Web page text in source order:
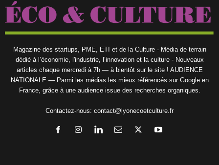
Magazine des startups, PME, ETI et de la Culture - Média de terrain
dédié à l’économie, l'industrie, l’innovation et la culture - Nouveaux
articles chaque mercredi à 7h — à bientôt sur le site ! AUDIENCE
NATIONALE — Parmi les médias les mieux référencés sur Google en
France, grâce à une audience issue des recherches organiques.
Contactez-nous: contact@lyonecoetculture.fr